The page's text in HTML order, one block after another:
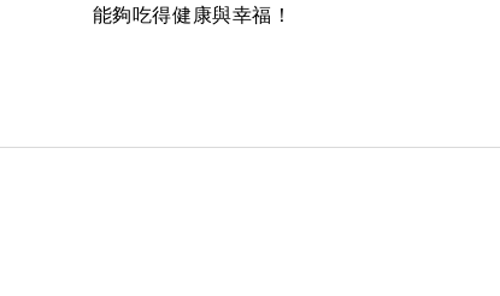
能夠吃得健康與幸福！